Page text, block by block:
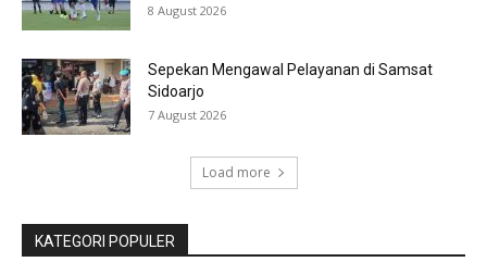
8 August 2026
Sepekan Mengawal Pelayanan di Samsat
Sidoarjo
7 August 2026
Load more
KATEGORI POPULER